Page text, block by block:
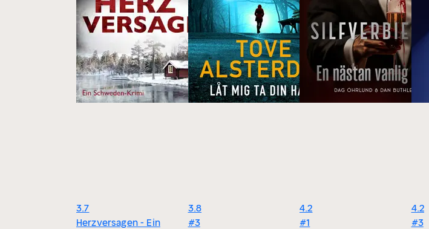
3.7
Herzversagen - Ein
3.8
#3
4.2
#1
4.2
#3